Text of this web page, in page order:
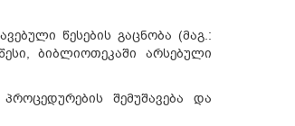
წესების გაცნობა (მაგ.:
ბიბლიოთეკაში არსებული
შემუშავება და